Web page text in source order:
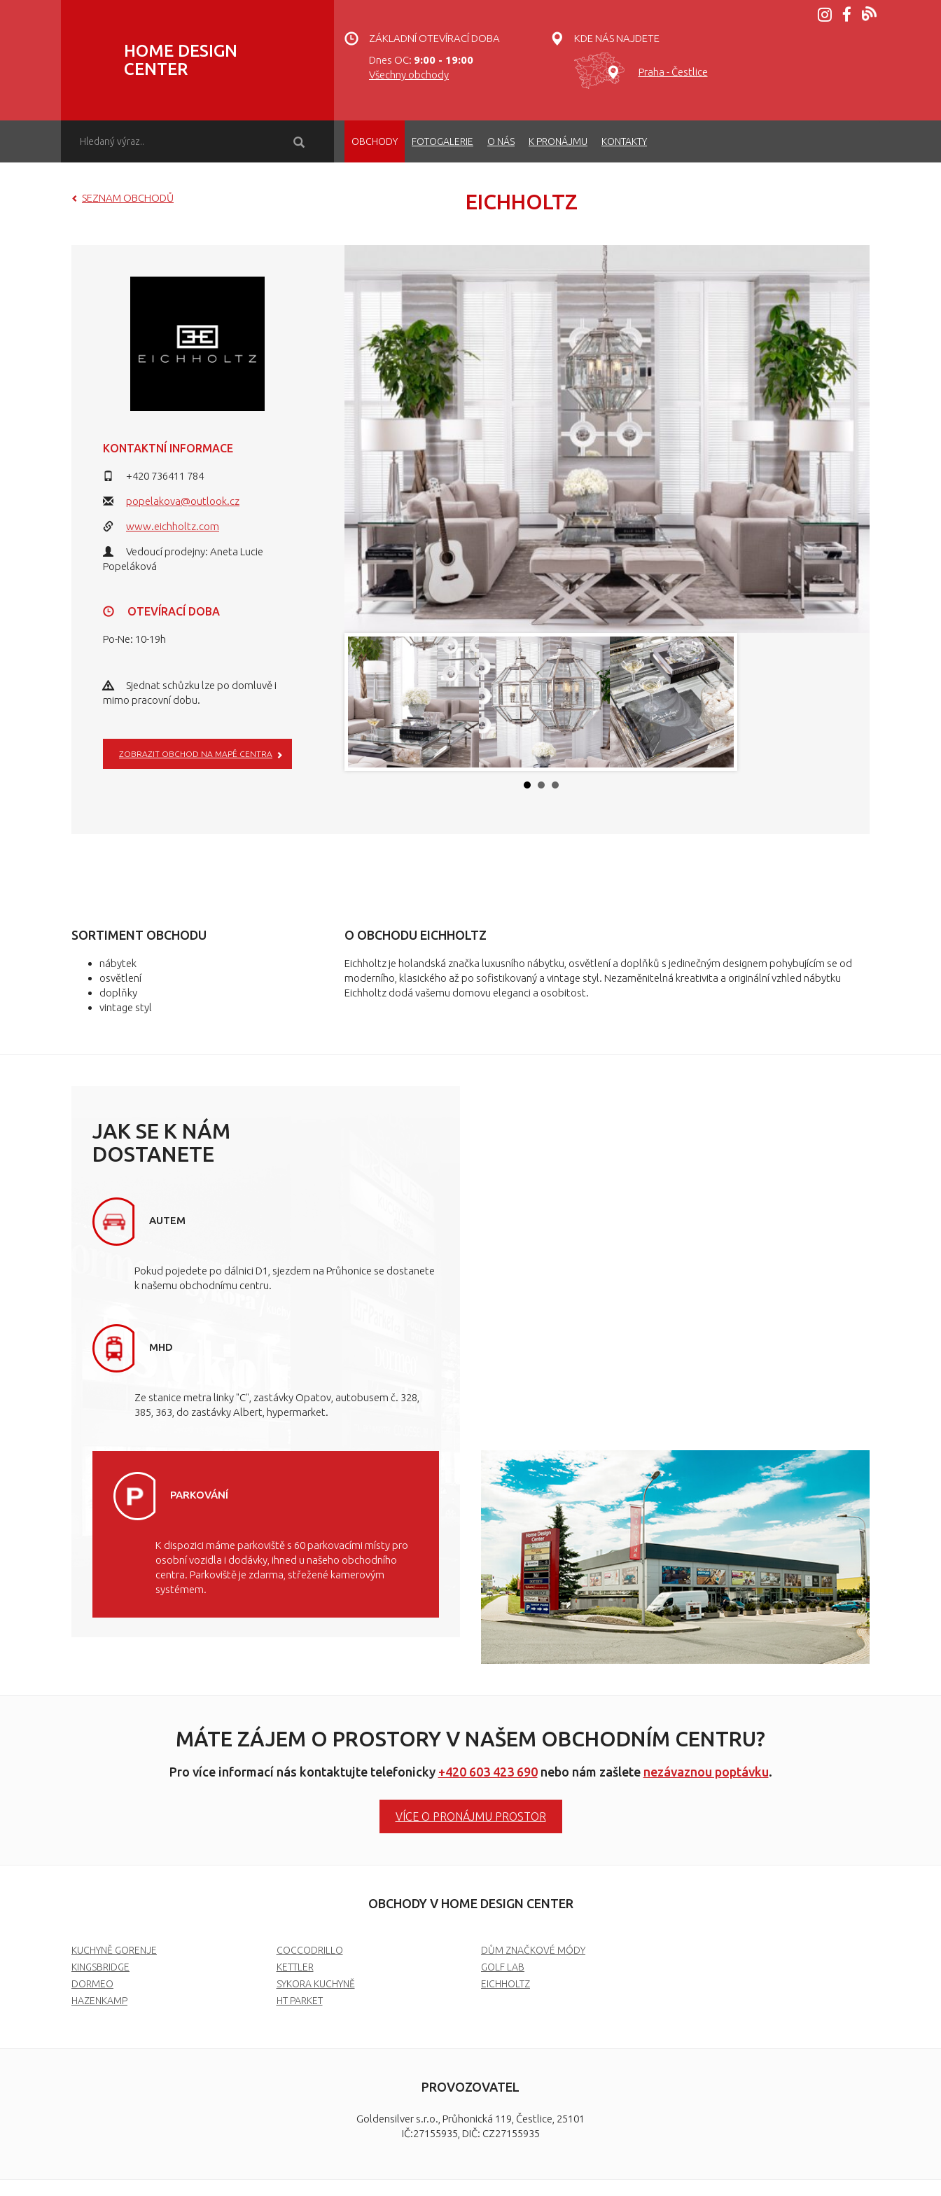
HOME DESIGN
CENTER
ZÁKLADNÍ OTEVÍRACÍ DOBA
Dnes OC: 9:00 - 19:00
Všechny obchody
KDE NÁS NAJDETE
Praha - Čestlice
OBCHODY FOTOGALERIE O NÁS K PRONÁJMU KONTAKTY
SEZNAM OBCHODŮ EICHHOLTZ
KONTAKTNÍ INFORMACE
+420 736411 784
popelakova@outlook.cz
www.eichholtz.com
Vedoucí prodejny: Aneta Lucie
Popeláková
OTEVÍRACÍ DOBA
Po-Ne: 10-19h
Sjednat schůzku lze po domluvě i
mimo pracovní dobu.
ZOBRAZIT OBCHOD NA MAPĚ CENTRA
SORTIMENT OBCHODU
nábytek
osvětlení
doplňky
vintage styl
O OBCHODU EICHHOLTZ
Eichholtz je holandská značka luxusního nábytku, osvětlení a doplňků s jedinečným designem pohybujícím se od
moderního, klasického až po sofistikovaný a vintage styl. Nezaměnitelná kreativita a originální vzhled nábytku
Eichholtz dodá vašemu domovu eleganci a osobitost.
JAK SE K NÁM
DOSTANETE
AUTEM
Pokud pojedete po dálnici D1, sjezdem na Průhonice se dostanete
k našemu obchodnímu centru.
MHD
Ze stanice metra linky "C", zastávky Opatov, autobusem č. 328,
385, 363, do zastávky Albert, hypermarket.
PARKOVÁNÍ
K dispozici máme parkoviště s 60 parkovacími místy pro
osobní vozidla i dodávky, ihned u našeho obchodního
centra. Parkoviště je zdarma, střežené kamerovým
systémem.
MÁTE ZÁJEM O PROSTORY V NAŠEM OBCHODNÍM CENTRU?
Pro více informací nás kontaktujte telefonicky +420 603 423 690nebo nám zašlete nezávaznou poptávku.
VÍCE O PRONÁJMU PROSTOR
OBCHODY V HOME DESIGN CENTER
KUCHYNĚ GORENJE
KINGSBRIDGE
DORMEO
HAZENKAMP
COCCODRILLO
KETTLER
SYKORA KUCHYNĚ
HT PARKET
DŮM ZNAČKOVÉ MÓDY
GOLF LAB
EICHHOLTZ
PROVOZOVATEL
Goldensilver s.r.o., Průhonická 119, Čestlice, 25101
IČ:27155935, DIČ: CZ27155935